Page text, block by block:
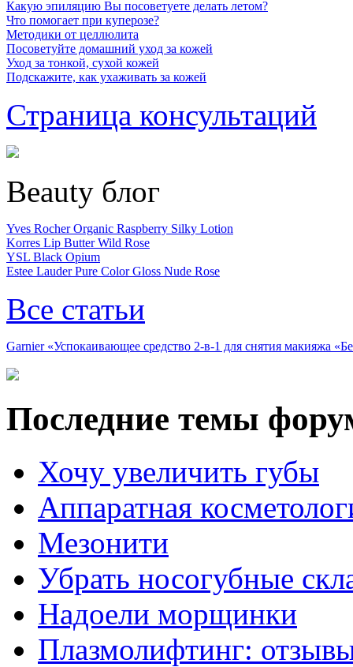
Какую эпиляцию Вы посоветуете делать летом?
Что помогает при куперозе?
Методики от целлюлита
Посоветуйте домашний уход за кожей
Уход за тонкой, сухой кожей
Подскажите, как ухаживать за кожей
Страница консультаций
Beauty блог
Yves Rocher Organic Raspberry Silky Lotion
Korres Lip Butter Wild Rose
YSL Black Opium
Estee Lauder Pure Color Gloss Nude Rose
Все статьи
Garnier «Успокаивающее средство 2-в-1 для снятия макияжа
Последние темы
Хочу увеличить губы
Аппаратная
Мезонити
Убрать носогубные
Надоели морщинки
Плазмолифтинг: